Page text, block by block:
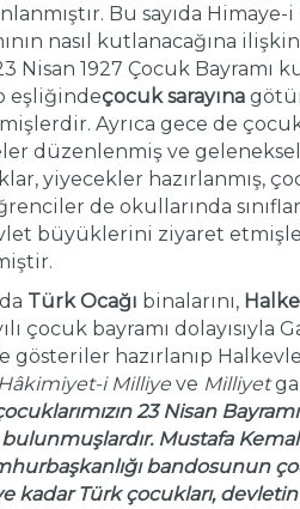
Bu sayıda
nasıl kutlanacağına
Nisan 1927 Çocuk Bayramı
eşliğindeçocuk sarayına
Ayrıca gece de
düzenlenmiş ve
yiyecekler hazırlanmış,
de okullarında
büyüklerini ziyaret
Türk Ocağı binalarını,
çocuk bayramı
hazırlanıp
Hâkimiyet-i Milliye ve Milliyet
23 Nisan
Mustafa
bandosunun
kadar Türk çocukları,